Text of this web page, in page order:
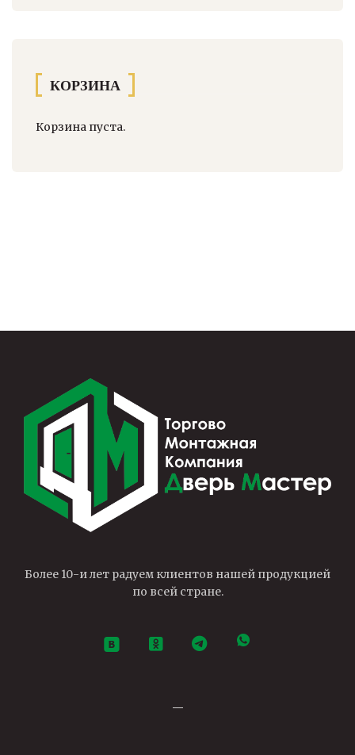
КОРЗИНА
Корзина пуста.
Более 10-и лет радуем клиентов нашей продукцией
по всей стране.
—